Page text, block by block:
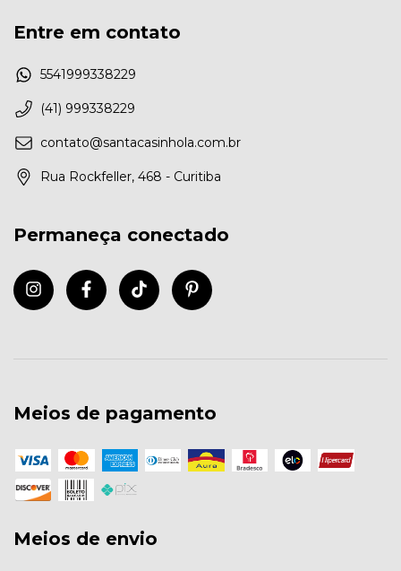
Entre em contato
5541999338229
(41) 999338229
contato@santacasinhola.com.br
Rua Rockfeller, 468 - Curitiba
Permaneça conectado
Meios de pagamento
Meios de envio